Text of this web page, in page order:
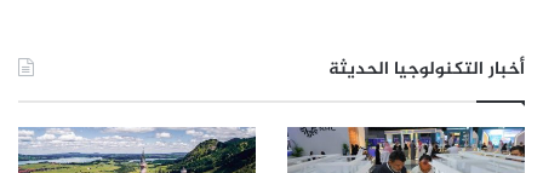
أخبار التكنولوجيا الحديثة